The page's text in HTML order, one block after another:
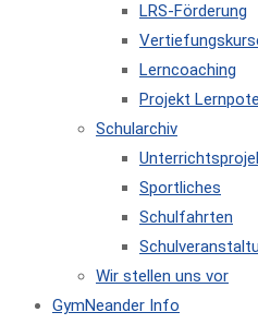
LRS-Förderung
Lerncoaching
Projekt
Schularchiv
Sportliches
Schulfahrten
Wir stellen uns vor
GymNeander Info